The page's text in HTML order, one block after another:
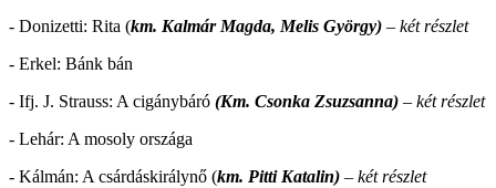
- Donizetti: Rita (km. Kalmár Magda, Melis György) – két részlet
- Erkel: Bánk bán
- Ifj. J. Strauss: A cigánybáró (Km. Csonka Zsuzsanna) – két részlet
- Lehár: A mosoly országa
- Kálmán: A csárdáskirálynő (km. Pitti Katalin) – két részlet